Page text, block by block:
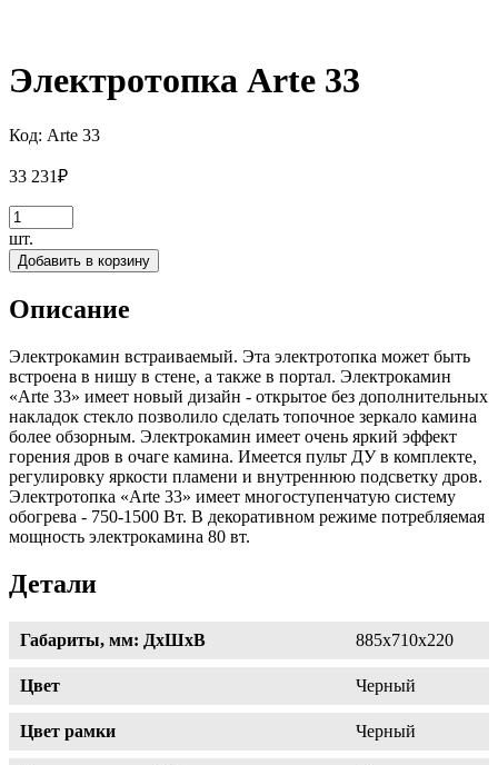
Электротопка Arte 33
Код: Arte 33
33 231₽
шт.
Добавить в корзину
Описание
Электрокамин встраиваемый. Эта электротопка может быть
встроена в нишу в стене, а также в портал. Электрокамин
«Arte 33» имеет новый дизайн - открытое без дополнительных
накладок стекло позволило сделать топочное зеркало камина
более обзорным. Электрокамин имеет очень яркий эффект
горения дров в очаге камина. Имеется пульт ДУ в комплекте,
регулировку яркости пламени и внутреннюю подсветку дров.
Электротопка «Arte 33» имеет многоступенчатую систему
обогрева - 750-1500 Вт. В декоративном режиме потребляемая
мощность электрокамина 80 вт.
Детали
Габариты, мм: ДхШхВ 885х710х220
Цвет Черный
Цвет рамки Черный